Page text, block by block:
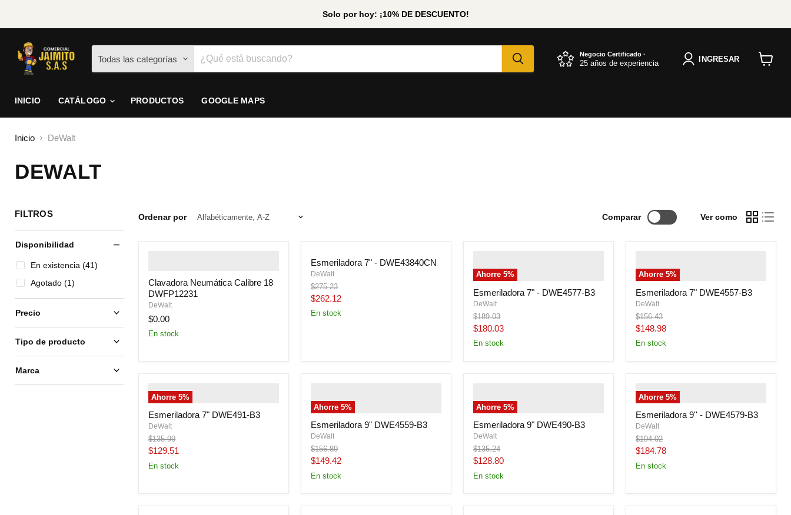
Solo por hoy: ¡10% DE DESCUENTO!
Todas las categorías Negocio Certificado ·
25 años de experiencia INGRESAR
INICIO CATÁLOGO PRODUCTOS GOOGLE MAPS
Inicio DeWalt
DEWALT
FILTROS
Disponibilidad
En existencia (41)
Agotado (1)
Precio
Tipo de producto
Marca
Ordenar por Comparar Ver como
Clavadora Neumática Calibre 18
DWFP12231
DeWalt
$0.00
En stock
Esmeriladora 7" - DWE43840CN
DeWalt
Precio
original
$275.23
Precio
actual
$262.12
En stock
image-primary">
Ahorre5%
Esmeriladora 7" - DWE4577-B3
DeWalt
Precio
original
$189.03
Precio
actual
$180.03
En stock
image-primary">
Ahorre5%
Esmeriladora 7" DWE4557-B3
DeWalt
Precio
original
$156.43
Precio
actual
$148.98
En stock
" class="productitem--image-
primary">
Ahorre5%
Esmeriladora 7" DWE491-B3
DeWalt
Precio
original
$135.99
Precio
actual
$129.51
En stock
alternate">" class="productitem--
image-primary">
Ahorre5%
Esmeriladora 9" DWE4559-B3
DeWalt
Precio
original
$156.89
Precio
actual
$149.42
En stock
alternate">" class="productitem--
image-primary">
Ahorre5%
Esmeriladora 9" DWE490-B3
DeWalt
Precio
original
$135.24
Precio
actual
$128.80
En stock
" class="productitem--image-
primary">
Ahorre5%
Esmeriladora 9'' - DWE4579-B3
DeWalt
Precio
original
$194.02
Precio
actual
$184.78
En stock